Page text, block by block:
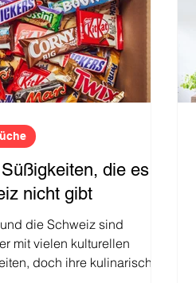
die es in
nicht gibt
die Schweiz sind
mit vielen kulturellen
doch ihre kulinarischen